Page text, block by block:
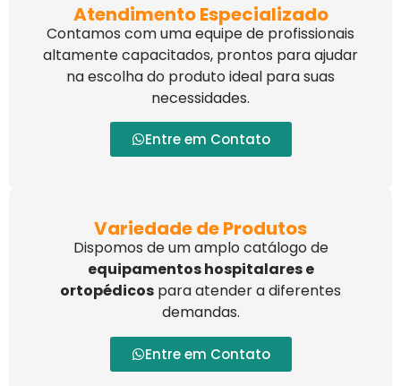
Atendimento Especializado
Contamos com uma equipe de profissionais
altamente capacitados, prontos para ajudar
na escolha do produto ideal para suas
necessidades.
Entre em Contato
Variedade de Produtos
Dispomos de um amplo catálogo de
equipamentos hospitalares e
ortopédicos para atender a diferentes
demandas.
Entre em Contato